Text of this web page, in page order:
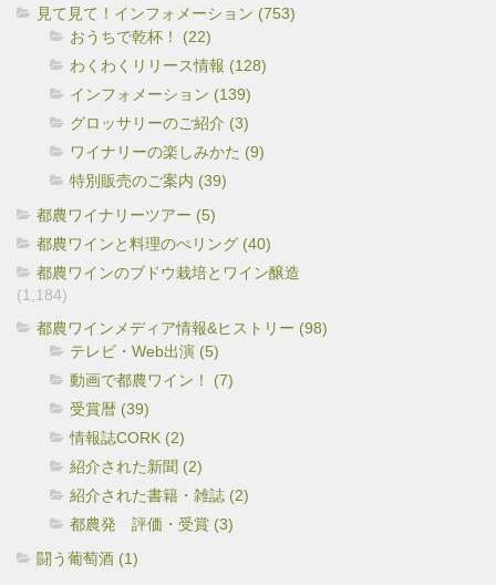
見て見て！インフォメーション (753)
おうちで乾杯！ (22)
わくわくリリース情報 (128)
インフォメーション (139)
グロッサリーのご紹介 (3)
ワイナリーの楽しみかた (9)
特別販売のご案内 (39)
都農ワイナリーツアー (5)
都農ワインと料理のぺリング (40)
都農ワインのブドウ栽培とワイン醸造
(1,184)
都農ワインメディア情報&ヒストリー (98)
テレビ・Web出演 (5)
動画で都農ワイン！ (7)
受賞暦 (39)
情報誌CORK (2)
紹介された新聞 (2)
紹介された書籍・雑誌 (2)
都農発 評価・受賞 (3)
闘う葡萄酒 (1)